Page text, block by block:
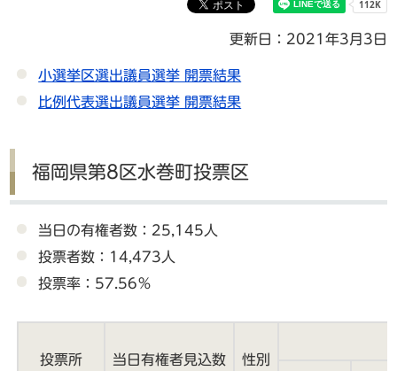
更新日：2021年3月3日
小選挙区選出議員選挙 開票結果
比例代表選出議員選挙 開票結果
福岡県第8区水巻町投票区
当日の有権者数：25,145人
投票者数：14,473人
投票率：57.56％
投票所 当日有権者見込数
性別